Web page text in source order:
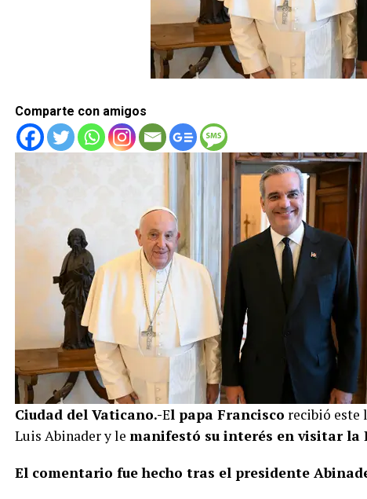
Comparte con amigos
Ciudad del Vaticano.-El papa Francisco recibió este
Luis Abinader y le manifestó su interés en visitar la
El comentario fue hecho tras el presidente